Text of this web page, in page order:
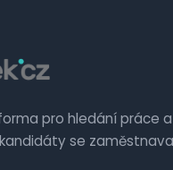
pro hledání práce
se